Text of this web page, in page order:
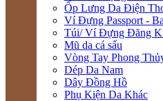
Ốp Lưng Da Điện
Ví Đựng Passport -
Túi/ Ví Đựng Đăng
Mũ da cá sấu
Vòng Tay Phong
Dép Da Nam
Dây Đồng Hồ
Phụ Kiện Da Khác